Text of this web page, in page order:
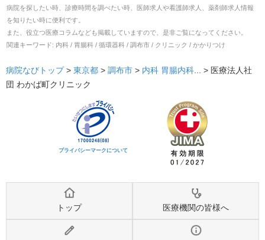
病院を探したい時、診療時間を調べたい時、医師求人や看護師求人、薬剤師求人情報
を知りたい時に便利です。
また、役立つ医療コラムなども掲載していますので、是非ご覧になってください。
関連キーワード: 内科 / 胃腸科 / 循環器科 / 調布市 / クリニック / かかりつけ
病院なびトップ > 東京都 > 調布市 > 内科 胃腸内科... > 医療法人社
団 わかば町クリニック
プライバシーマークについて
トップ 医療機関の皆様へ